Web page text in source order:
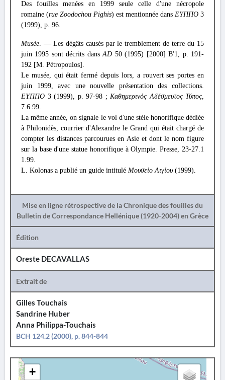
Des fouilles menées en 1999 seule celle d'une nécropole
romaine (rue Zoodochou Pighis) est mentionnée dans ΕΥΠΠΟ 3
(1999), p. 96.
Musée. — Les dégâts causés par le tremblement de terre du 15
juin 1995 sont décrits dansAD 50 (1995) [2000] Β'1, p. 191-
192 [M. Pétropoulos].
Le musée, qui était fermé depuis lors, a rouvert ses portes en
juin 1999, avec une nouvelle présentation des collections.
ΕΥΠΠΟ 3 (1999), p. 97-98 ; Καθημερινός Αδέσμευτος Τύπος,
7.6.99.
La même année, on signale le vol d'une stèle honorifique dédiée
à Philonidès, courrier d'Alexandre le Grand qui était chargé de
compter les distances parcourues en Asie et dont le nom figure
sur la base d'une statue honorifique à Olympie. Presse, 23-27.1
1.99.
L. Kolonas a publié un guide intitulé Μουσείο Αιγίου (1999).
Mise en ligne rétrospective de la Chronique des fouilles du
Bulletin de Correspondance Hellénique (1920-2004) en Grèce
Édition
Oreste DECAVALLAS
Extrait de
Gilles Touchais
Sandrine Huber
Anna Philippa-Touchais
BCH 124.2 (2000), p. 844-844
+